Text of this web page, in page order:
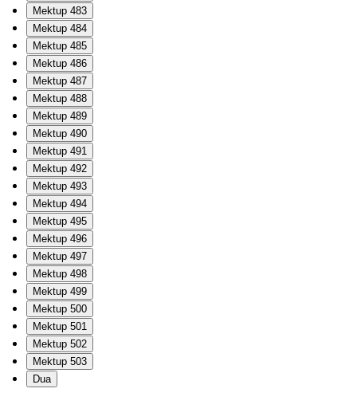
Mektup 483
Mektup 484
Mektup 485
Mektup 486
Mektup 487
Mektup 488
Mektup 489
Mektup 490
Mektup 491
Mektup 492
Mektup 493
Mektup 494
Mektup 495
Mektup 496
Mektup 497
Mektup 498
Mektup 499
Mektup 500
Mektup 501
Mektup 502
Mektup 503
Dua